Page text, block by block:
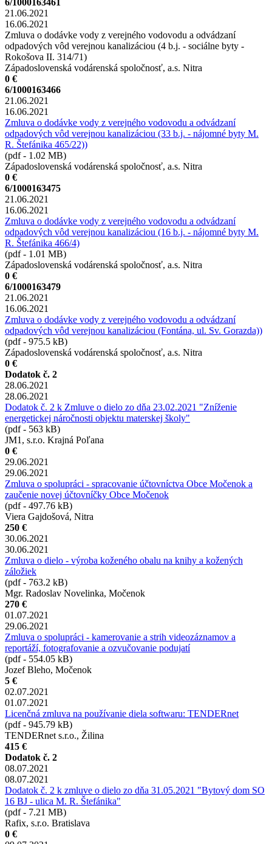
21.06.2021
16.06.2021
Zmluva o dodávke vody z verejného vodovodu a odvádzaní
odpadových vôd verejnou kanalizáciou (4 b.j. - sociálne byty -
Rokošova II. 314/71)
Západoslovenská vodárenská spoločnosť, a.s. Nitra
0 €
6/1000163466
21.06.2021
16.06.2021
Zmluva o dodávke vody z verejného vodovodu a odvádzaní
odpadových vôd verejnou kanalizáciou (33 b.j. - nájomné byty M.
R. Štefánika 465/22))
(pdf - 1.02 MB)
Západoslovenská vodárenská spoločnosť, a.s. Nitra
0 €
6/1000163475
21.06.2021
16.06.2021
Zmluva o dodávke vody z verejného vodovodu a odvádzaní
odpadových vôd verejnou kanalizáciou (16 b.j. - nájomné byty M.
R. Štefánika 466/4)
(pdf - 1.01 MB)
Západoslovenská vodárenská spoločnosť, a.s. Nitra
0 €
6/1000163479
21.06.2021
16.06.2021
Zmluva o dodávke vody z verejného vodovodu a odvádzaní
odpadových vôd verejnou kanalizáciou (Fontána, ul. Sv. Gorazda))
(pdf - 975.5 kB)
Západoslovenská vodárenská spoločnosť, a.s. Nitra
0 €
Dodatok č. 2
28.06.2021
28.06.2021
Dodatok č. 2 k Zmluve o dielo zo dňa 23.02.2021 "Zníženie
energetickej náročnosti objektu materskej školy"
(pdf - 563 kB)
JM1, s.r.o. Krajná Poľana
0 €
29.06.2021
29.06.2021
Zmluva o spolupráci - spracovanie účtovníctva Obce Močenok a
zaučenie novej účtovníčky Obce Močenok
(pdf - 497.76 kB)
Viera Gajdošová, Nitra
250 €
30.06.2021
30.06.2021
Zmluva o dielo - výroba koženého obalu na knihy a kožených
záložiek
(pdf - 763.2 kB)
Mgr. Radoslav Novelinka, Močenok
270 €
01.07.2021
29.06.2021
Zmluva o spolupráci - kamerovanie a strih videozáznamov a
reportáží, fotografovanie a ozvučovanie podujatí
(pdf - 554.05 kB)
Jozef Bleho, Močenok
5 €
02.07.2021
01.07.2021
Licenčná zmluva na používanie diela softwaru: TENDERnet
(pdf - 945.79 kB)
TENDERnet s.r.o., Žilina
415 €
Dodatok č. 2
08.07.2021
08.07.2021
Dodatok č. 2 k zmluve o dielo zo dňa 31.05.2021 "Bytový dom SO
16 BJ - ulica M. R. Štefánika"
(pdf - 7.21 MB)
Rafix, s.r.o. Bratislava
0 €